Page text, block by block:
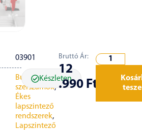
03901
Burkoló
szerszámok,
Ékes
lapszintező
rendszerek,
Lapszintező
Készleten
Bruttó Ár:
12
.990 Ft